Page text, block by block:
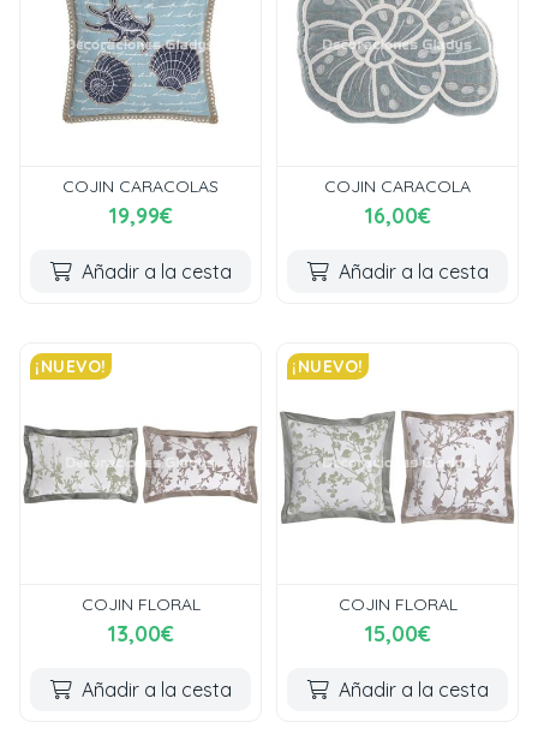
COJIN CARACOLAS
19,99€
Añadir a la cesta
COJIN CARACOLA
16,00€
Añadir a la cesta
¡NUEVO!
COJIN FLORAL
13,00€
Añadir a la cesta
¡NUEVO!
COJIN FLORAL
15,00€
Añadir a la cesta